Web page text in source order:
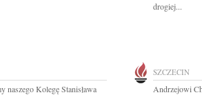
drogiej...
naszego Kolegę Stanisława
SZCZECIN
Andrzejowi